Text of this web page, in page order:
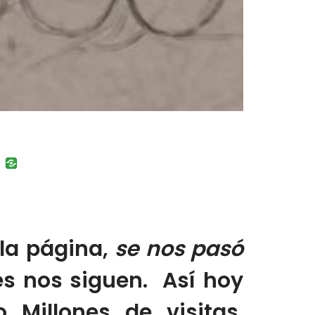
VK
página, se nos pasó
nos siguen. Así hoy